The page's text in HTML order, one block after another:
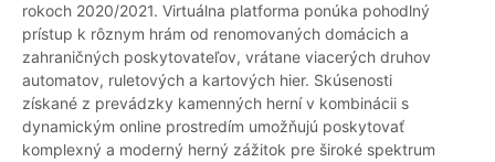
rokoch 2020/2021. Virtuálna platforma ponúka pohodlný
prístup k rôznym hrám od renomovaných domácich a
zahraničných poskytovateľov, vrátane viacerých druhov
automatov, ruletových a kartových hier. Skúsenosti
získané z prevádzky kamenných herní v kombinácii s
dynamickým online prostredím umožňujú poskytovať
komplexný a moderný herný zážitok pre široké spektrum